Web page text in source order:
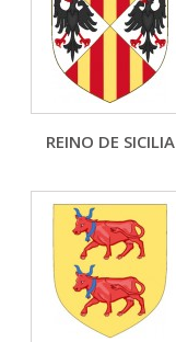
REINO DE SICILIA